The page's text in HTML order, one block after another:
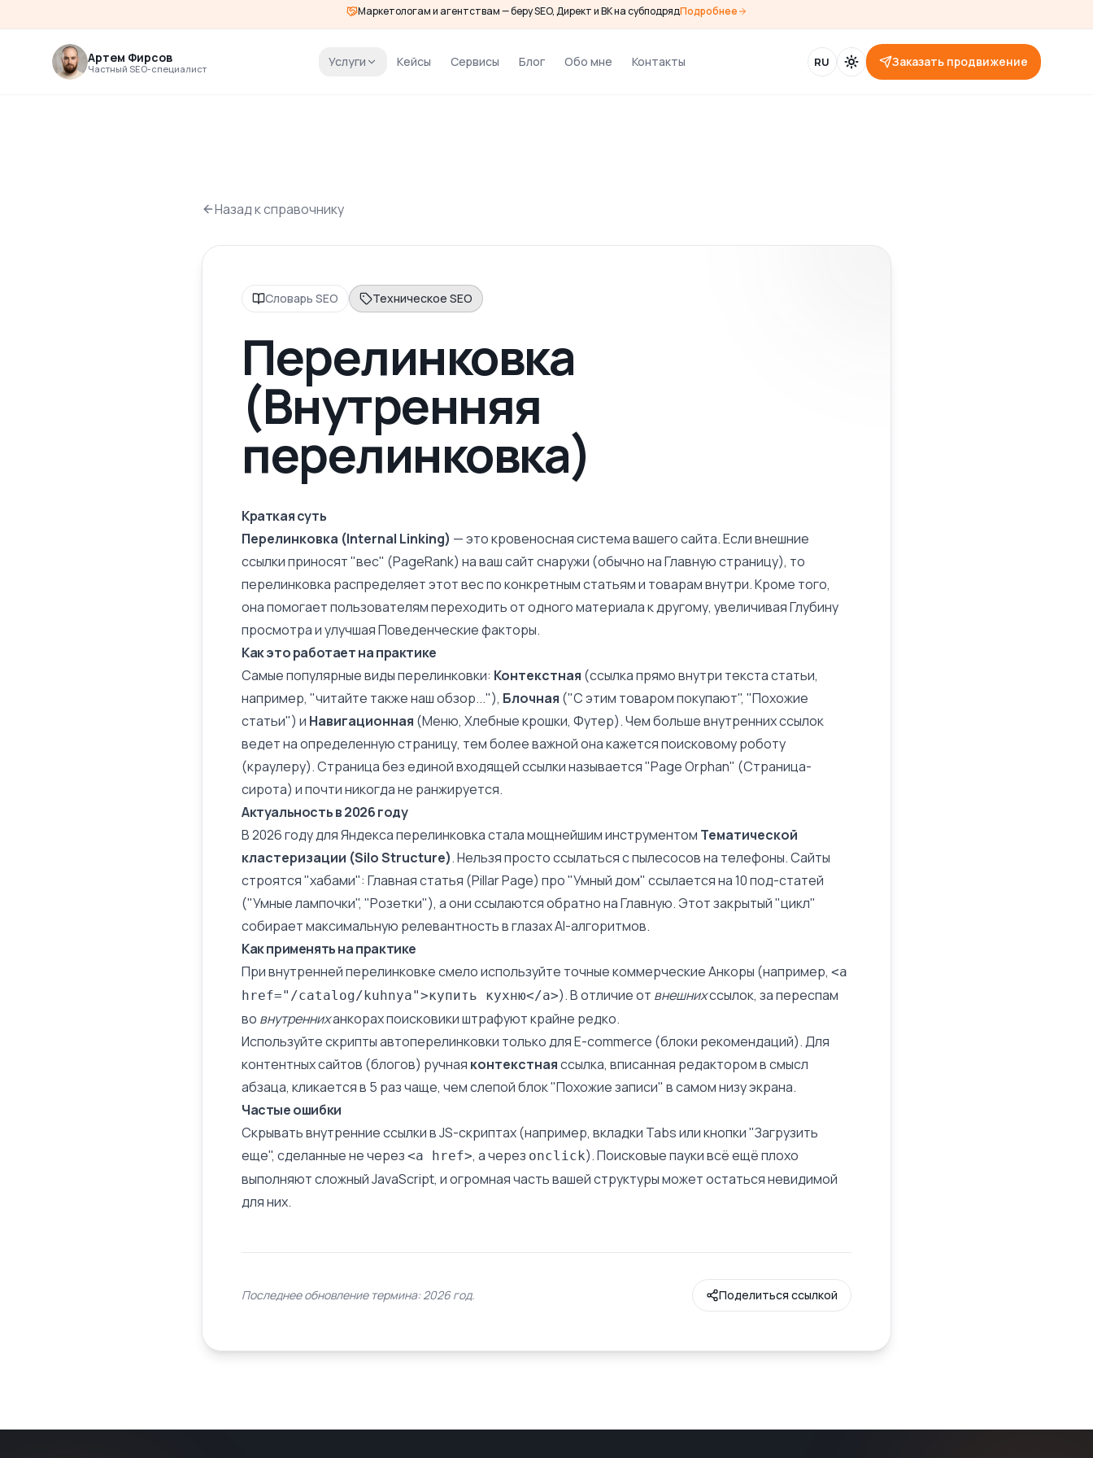
Маркетологам и агентствам — беру SEO, Директ и ВК на субподрядПодробнее
Артем Фирсов
Частный SEO-специалист Услуги Кейсы Сервисы Блог Обо мне Контакты RU Заказать продвижение
Назад к справочнику
Словарь SEO Техническое SEO
Перелинковка
(Внутренняя
перелинковка)
Краткая суть
Перелинковка (Internal Linking) — это кровеносная система вашего сайта. Есливнешние
ссылкиприносят "вес" (PageRank) на ваш сайт снаружи (обычно на Главную страницу), то
перелинковка распределяет этот вес по конкретным статьям и товарам внутри. Кроме того,
она помогает пользователям переходить от одного материала к другому, увеличиваяГлубину
просмотраи улучшаяПоведенческие факторы.
Как это работает на практике
Самые популярные виды перелинковки: Контекстная (ссылка прямо внутри текста статьи,
например, "читайте также наш обзор..."), Блочная ("С этим товаром покупают", "Похожие
статьи") и Навигационная (Меню, Хлебные крошки, Футер). Чем больше внутренних ссылок
ведет на определенную страницу, тем более важной она кажется поисковому роботу
(краулеру). Страница без единой входящей ссылки называется "Page Orphan" (Страница-
сирота) и почти никогда не ранжируется.
Актуальность в 2026 году
В 2026 году для Яндекса перелинковка стала мощнейшим инструментом Тематической
кластеризации (Silo Structure). Нельзя просто ссылаться с пылесосов на телефоны. Сайты
строятся "хабами": Главная статья (Pillar Page) про "Умный дом" ссылается на 10 под-статей
("Умные лампочки", "Розетки"), а они ссылаются обратно на Главную. Этот закрытый "цикл"
собирает максимальную релевантностьв глазах AI-алгоритмов.
Как применять на практике
При внутренней перелинковке смело используйте точные коммерческиеАнкоры (например, <a
href="/catalog/kuhnya">купить кухню</a>). В отличие от внешнихссылок, за переспам
во внутренниханкорах поисковики штрафуют крайне редко.
Используйте скрипты автоперелинковки только дляE-commerce (блоки рекомендаций). Для
контентных сайтов (блогов) ручная контекстнаяссылка, вписанная редактором в смысл
абзаца, кликается в 5 раз чаще, чем слепой блок "Похожие записи" в самом низу экрана.
Частые ошибки
Скрывать внутренние ссылки в JS-скриптах (например, вкладки Tabs или кнопки "Загрузить
еще", сделанные не через <a href>, а через onclick). Поисковые пауки всё ещё плохо
выполняют сложный JavaScript, и огромная часть вашей структуры может остаться невидимой
для них.
Последнее обновление термина: 2026 год. Поделиться ссылкой